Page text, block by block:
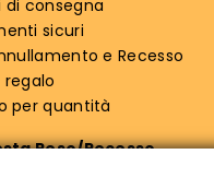
di consegna
sicuri
e Recesso
regalo
per quantità
Reso/Recesso